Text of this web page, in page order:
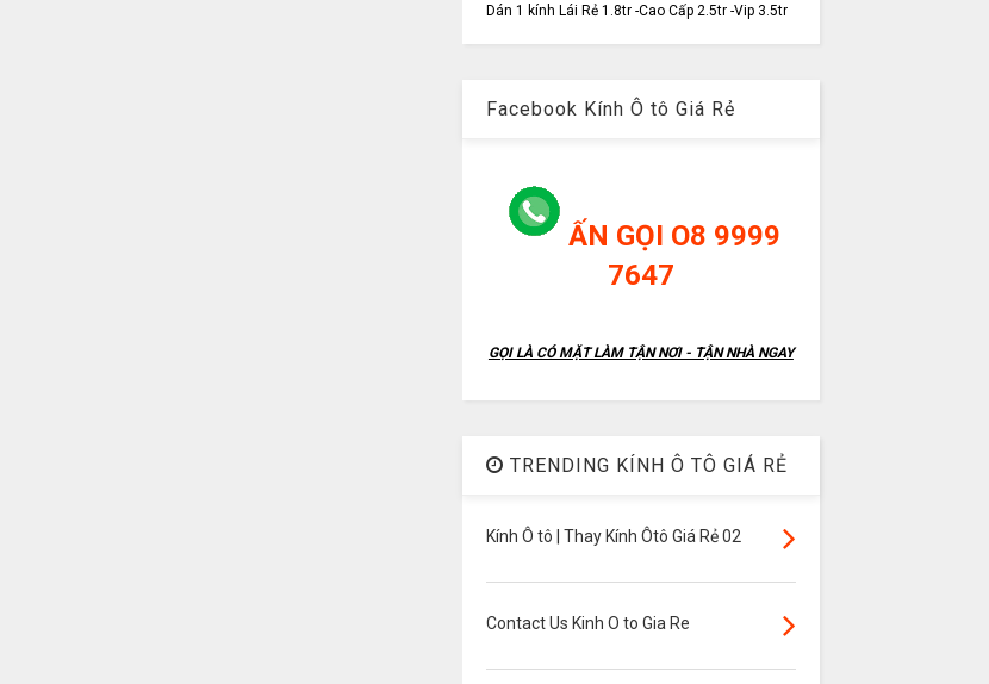
Dán 1 kính Lái Rẻ 1.8tr -Cao Cấp 2.5tr -Vip 3.5tr
Facebook Kính Ô tô Giá Rẻ
ẤN GỌI O8 9999
7647
GỌI LÀ CÓ MẶT LÀM TẬN NƠI - TẬN NHÀ NGAY
TRENDING KÍNH Ô TÔ GIÁ RẺ
Kính Ô tô | Thay Kính Ôtô Giá Rẻ 02
Contact Us Kinh O to Gia Re